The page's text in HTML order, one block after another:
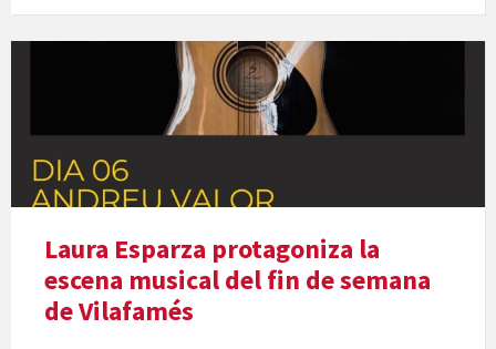
Laura Esparza protagoniza la
escena musical del fin de semana
de Vilafamés